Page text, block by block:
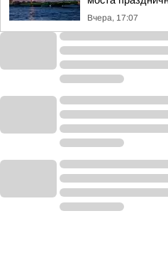
Вчера, 17:07